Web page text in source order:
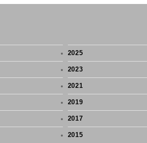
2025
2023
2021
2019
2017
2015